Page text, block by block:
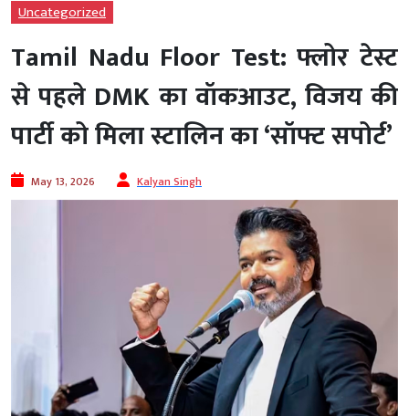
Uncategorized
Tamil Nadu Floor Test: फ्लोर टेस्ट
से पहले DMK का वॉकआउट, विजय की
पार्टी को मिला स्टालिन का ‘सॉफ्ट सपोर्ट’
May 13, 2026 Kalyan Singh